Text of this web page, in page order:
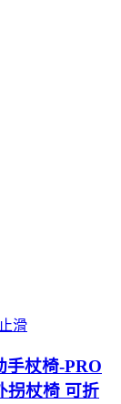
滑
手杖椅-PRO
拐杖椅 可折